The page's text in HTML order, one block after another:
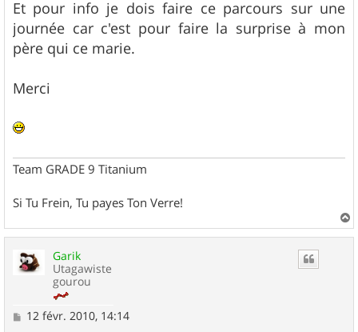
Et pour info je dois faire ce parcours sur une
journée car c'est pour faire la surprise à mon
père qui ce marie.
Merci
Team GRADE 9 Titanium
Si Tu Frein, Tu payes Ton Verre!
a
Garik
Utagawiste
gourou
M12 févr. 2010, 14:14